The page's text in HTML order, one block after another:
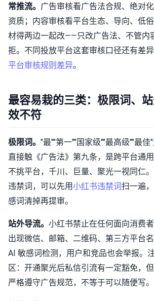
常推流。 广告审核看广告法合规、绝对
资质；内容审核看平台生态、导向、低
材得两边一起改——只改广告法、不管内
拒。不同投放平台这套审核口径还有差
平台审核规则差异。
最容易栽的三类：极限词、
效不符
极限词。 "最""第一""国家级""最高级""最佳
直接触《广告法》第九条，是跨平台通
不挑平台，千川、巨量、聚光一视同仁
违禁词，可以先用小红书违禁词扫一遍
感词清掉再提审。
站外导流。 小红书禁止在任何面向消费
出现微信、邮箱、二维码、第三方平台
AI 敏感词检测，用户和竞品也会举报。
区：开通聚光后私信引流有一定豁免，
严格遵守广告规范，不等于可以随便写。